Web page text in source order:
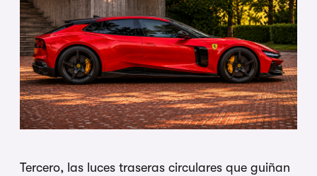
Tercero, las luces traseras circulares que guiñan